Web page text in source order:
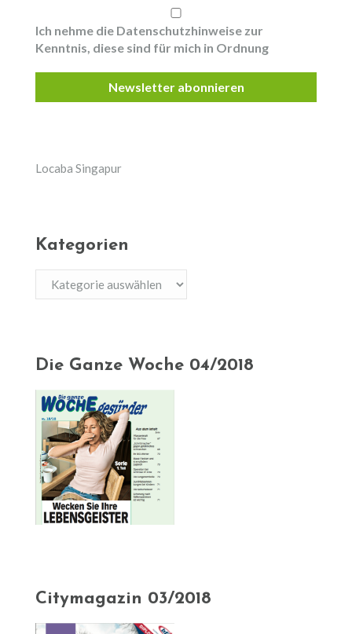
Ich nehme die Datenschutzhinweise zur
Kenntnis, diese sind für mich in Ordnung
Locaba Singapur
Kategorien
Kategorien
Die Ganze Woche 04/2018
Citymagazin 03/2018